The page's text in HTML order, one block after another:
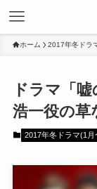
ホーム 2017年冬ドラ
ドラマ「
浩一役の草
2017年冬ドラマ(1月